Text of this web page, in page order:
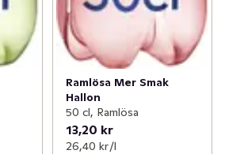
Ramlösa Mer Smak
Hallon
50 cl, Ramlösa
13,20 kr
26,40 kr /l